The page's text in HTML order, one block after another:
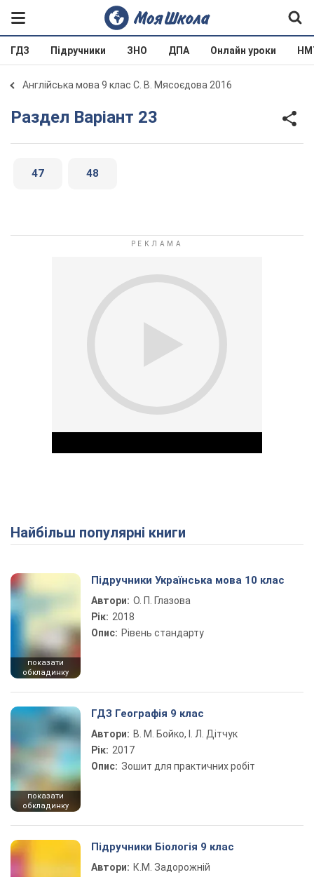
ГДЗ Підручники ЗНО ДПА Онлайн уроки
Англійська мова 9 клас С. В. Мясоєдова 2016
Раздел Варіант 23
47 48
Play Video
Найбільш популярні книги
показати
обкладинку
Підручники Українська мова 10 клас
Автори: О. П. Глазова
Рік: 2018
Опис: Рівень стандарту
показати
обкладинку
ГДЗ Географія 9 клас
Автори: В. М. Бойко, І. Л. Дітчук
Рік: 2017
Опис: Зошит для практичних робіт
Підручники Біологія 9 клас
Автори: К.М. Задорожній